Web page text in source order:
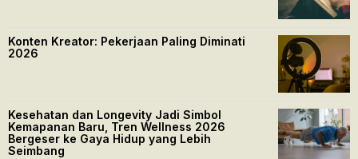
Konten Kreator: Pekerjaan Paling Diminati
2026
Kesehatan dan Longevity Jadi Simbol
Kemapanan Baru, Tren Wellness 2026
Bergeser ke Gaya Hidup yang Lebih
Seimbang